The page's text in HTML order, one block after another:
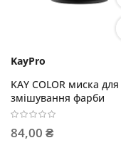
KayPro
KAY COLOR миска для
змішування фарби
84,00 ₴